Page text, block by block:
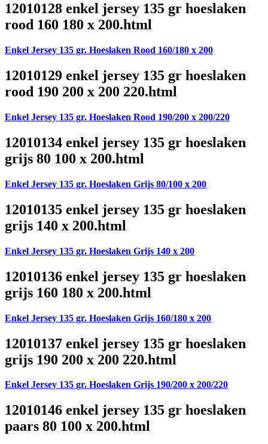
12010128 enkel jersey 135 gr hoeslaken
rood 160 180 x 200.html
Enkel Jersey 135 gr. Hoeslaken Rood 160/180 x 200
12010129 enkel jersey 135 gr hoeslaken
rood 190 200 x 200 220.html
Enkel Jersey 135 gr. Hoeslaken Rood 190/200 x 200/220
12010134 enkel jersey 135 gr hoeslaken
grijs 80 100 x 200.html
Enkel Jersey 135 gr. Hoeslaken Grijs 80/100 x 200
12010135 enkel jersey 135 gr hoeslaken
grijs 140 x 200.html
Enkel Jersey 135 gr. Hoeslaken Grijs 140 x 200
12010136 enkel jersey 135 gr hoeslaken
grijs 160 180 x 200.html
Enkel Jersey 135 gr. Hoeslaken Grijs 160/180 x 200
12010137 enkel jersey 135 gr hoeslaken
grijs 190 200 x 200 220.html
Enkel Jersey 135 gr. Hoeslaken Grijs 190/200 x 200/220
12010146 enkel jersey 135 gr hoeslaken
paars 80 100 x 200.html